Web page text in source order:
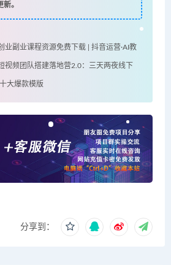
。
业副业课程资源免费下载 | 抖音运营·AI教
视频团队搭建落地营2.0：三天两夜线下
大爆款模版
分享到：